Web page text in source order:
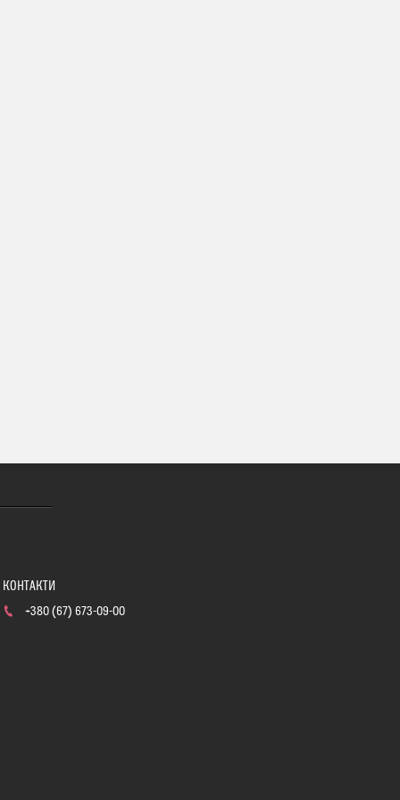
+380 (67) 673-09-00